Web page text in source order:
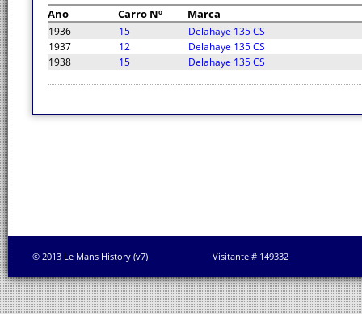
Ano Carro Nº Marca
1936 15
Delahaye 135 CS
1937
12
Delahaye 135 CS
1938
15 Delahaye 135 CS
© 2013 Le Mans History (v7) Visitante # 149332